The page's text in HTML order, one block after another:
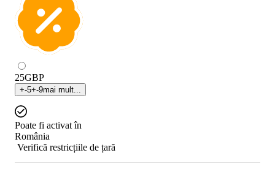
25GBP
+-5+-9mai mult...
Poate fi activat în
România
Verifică restricțiile de țară